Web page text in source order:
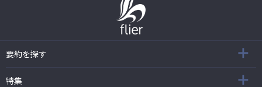
要約を探す
特集